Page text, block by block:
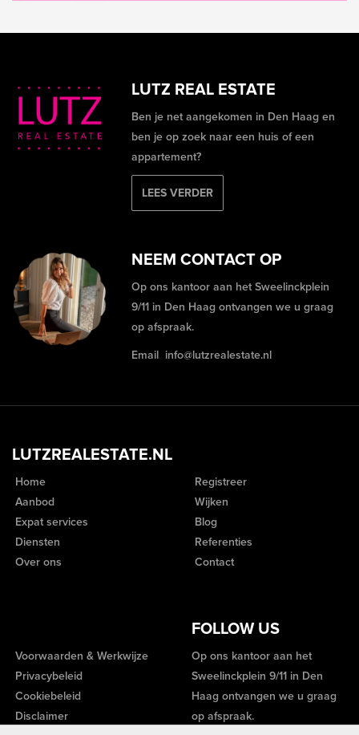
LUTZ REAL ESTATE
Ben je net aangekomen in Den Haag en
ben je op zoek naar een huis of een
appartement?
LEES VERDER
NEEM CONTACT OP
Op ons kantoor aan het Sweelinckplein
9/11 in Den Haag ontvangen we u graag
op afspraak.
Email info@lutzrealestate.nl
LUTZREALESTATE.NL
Home
Aanbod
Expat services
Diensten
Over ons
Registreer
Wijken
Blog
Referenties
Contact
FOLLOW US
Voorwaarden & Werkwijze
Privacybeleid
Cookiebeleid
Disclaimer
Op ons kantoor aan het
Sweelinckplein 9/11 in Den
Haag ontvangen we u graag
op afspraak.